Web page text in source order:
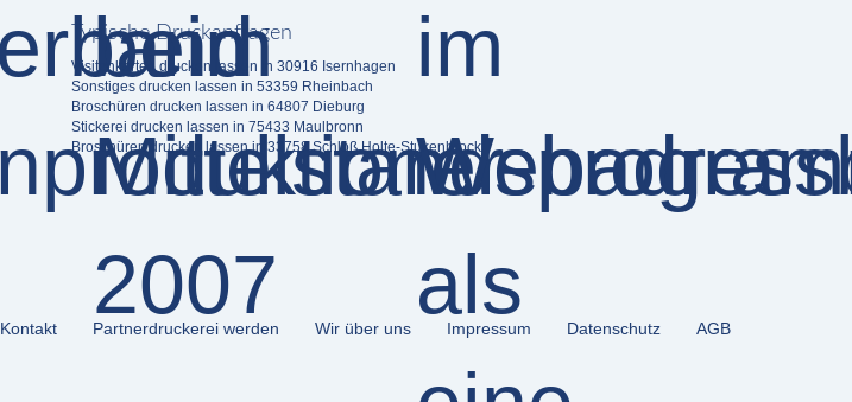
Typische Druckanfragen
Visitenkarten drucken lassen in 30916 Isernhagen
Sonstiges drucken lassen in 53359 Rheinbach
Broschüren drucken lassen in 64807 Dieburg
Stickerei drucken lassen in 75433 Maulbronn
Broschüren drucken lassen in 33758 Schloß Holte-Stukenbrock
Kontakt Partnerdruckerei werden Wir über uns Impressum Datenschutz AGB